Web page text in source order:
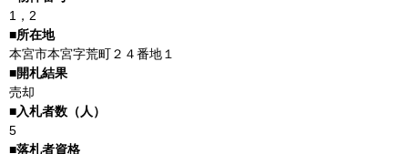
1，2
本宮市本宮字荒町２４番地１
売却
5